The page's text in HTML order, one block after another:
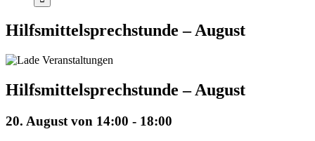
Hilfsmittelsprechstunde – August
Hilfsmittelsprechstunde – August
20. August von 14:00 - 18:00